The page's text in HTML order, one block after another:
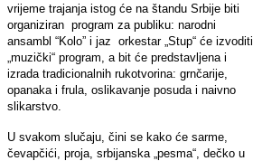
vrijeme trajanja istog će na štandu Srbije biti
organiziran program za publiku: narodni
ansambl “Kolo” i jaz orkestar „Stup“ će izvoditi
„muzički“ program, a bit će predstavljena i
izrada tradicionalnih rukotvorina: grnčarije,
opanaka i frula, oslikavanje posuda i naivno
slikarstvo.
U svakom slučaju, čini se kako će sarme,
čevapčići, proja, srbijanska „pesma“, dečko u